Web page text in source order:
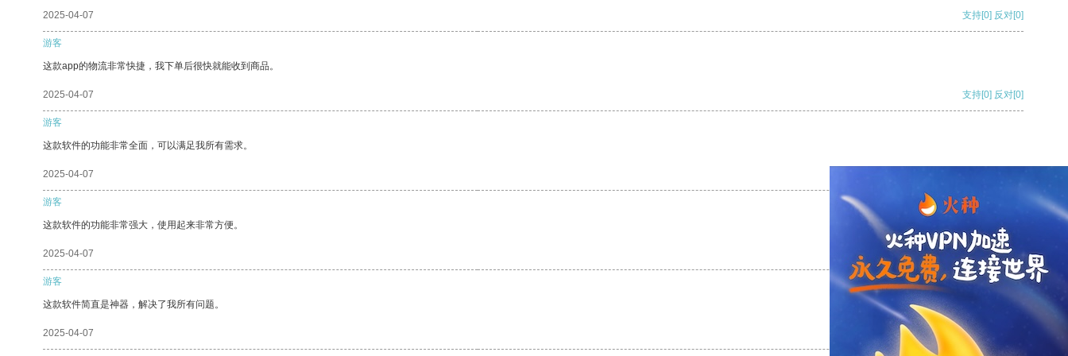
2025-04-07 支持[0] 反对[0]
游客
这款app的物流非常快捷，我下单后很快就能收到商品。
2025-04-07 支持[0] 反对[0]
游客
这款软件的功能非常全面，可以满足我所有需求。
2025-04-07
游客
这款软件的功能非常强大，使用起来非常方便。
2025-04-07 支持 [0] 反对 [0]
游客
这款软件简直是神器，解决了我所有问题。
2025-04-07 支持